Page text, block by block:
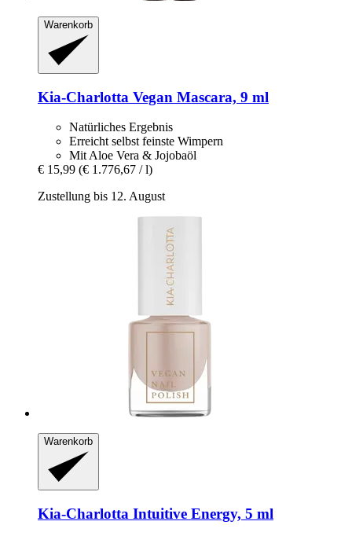
Warenkorb
Kia-Charlotta Vegan Mascara, 9 ml
Natürliches Ergebnis
Erreicht selbst feinste Wimpern
Mit Aloe Vera & Jojobaöl
€ 15,99 (€ 1.776,67 / l)
Zustellung bis 12. August
Warenkorb
Kia-Charlotta Intuitive Energy, 5 ml